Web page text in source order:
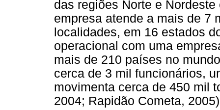
das regiões Norte e
empresa atende a mais de 7
localidades, em 16 estados
operacional com uma
mais de 210 países no
cerca de 3 mil funcionários,
movimenta cerca de 450 mil
2004; Rapidão Cometa,